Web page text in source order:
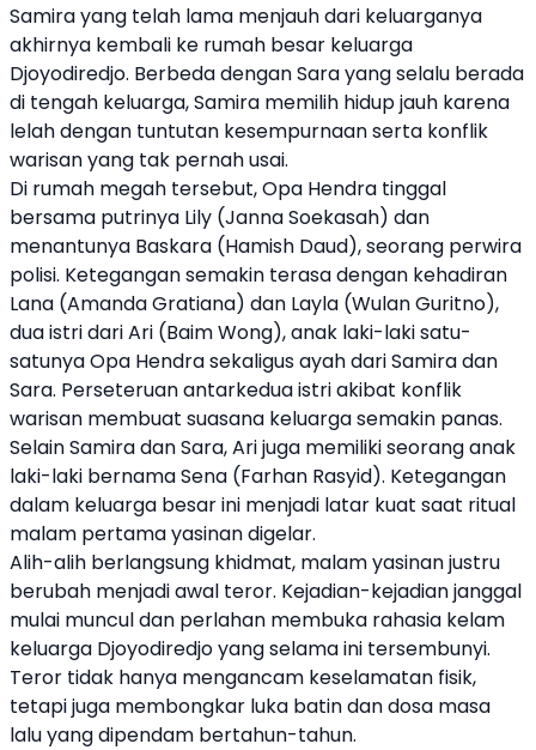
Samira yang telah lama menjauh dari keluarganya
akhirnya kembali ke rumah besar keluarga
Djoyodiredjo. Berbeda dengan Sara yang selalu berada
di tengah keluarga, Samira memilih hidup jauh karena
lelah dengan tuntutan kesempurnaan serta konflik
warisan yang tak pernah usai.
Di rumah megah tersebut, Opa Hendra tinggal
bersama putrinya Lily (Janna Soekasah) dan
menantunya Baskara (Hamish Daud), seorang perwira
polisi. Ketegangan semakin terasa dengan kehadiran
Lana (Amanda Gratiana) dan Layla (Wulan Guritno),
dua istri dari Ari (Baim Wong), anak laki-laki satu-
satunya Opa Hendra sekaligus ayah dari Samira dan
Sara. Perseteruan antarkedua istri akibat konflik
warisan membuat suasana keluarga semakin panas.
Selain Samira dan Sara, Ari juga memiliki seorang anak
laki-laki bernama Sena (Farhan Rasyid). Ketegangan
dalam keluarga besar ini menjadi latar kuat saat ritual
malam pertama yasinan digelar.
Alih-alih berlangsung khidmat, malam yasinan justru
berubah menjadi awal teror. Kejadian-kejadian janggal
mulai muncul dan perlahan membuka rahasia kelam
keluarga Djoyodiredjo yang selama ini tersembunyi.
Teror tidak hanya mengancam keselamatan fisik,
tetapi juga membongkar luka batin dan dosa masa
lalu yang dipendam bertahun-tahun.